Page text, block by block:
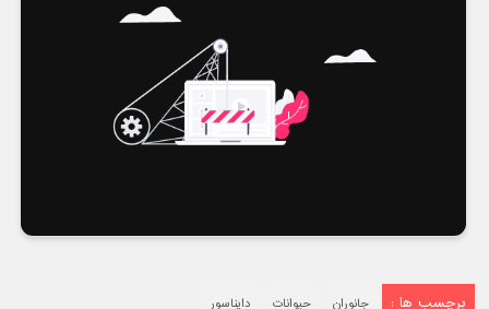
برچسب ها : جانوران حیوانات دایناسور